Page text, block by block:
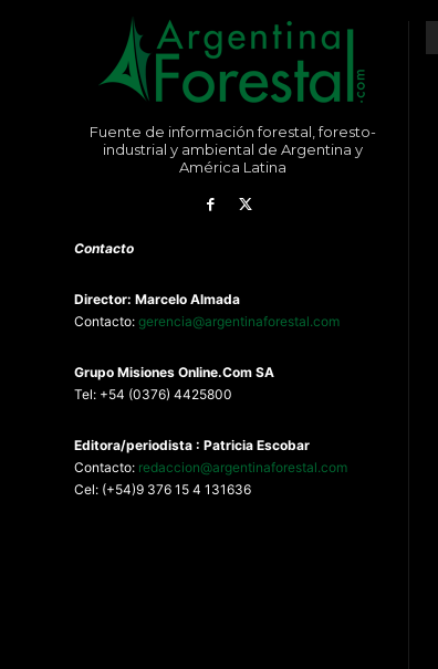
Fuente de información forestal, foresto-
industrial y ambiental de Argentina y
América Latina
Contacto
Director: Marcelo Almada
Contacto: gerencia@argentinaforestal.com
Grupo MisionesOnline.Com SA
Tel: +54 (0376) 4425800
Editora/periodista : Patricia Escobar
Contacto: redaccion@argentinaforestal.com
Cel: (+54)9 376 15 4 131636